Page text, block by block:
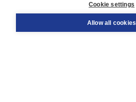
Order
Cookie settings
Allow all cookies